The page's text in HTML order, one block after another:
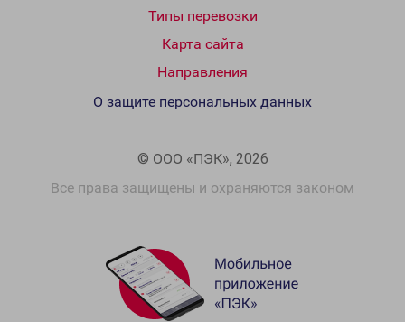
Типы перевозки
Карта сайта
Направления
© ООО «ПЭК», 2026
Все права защищены и охраняются законом
О защите персональных данных